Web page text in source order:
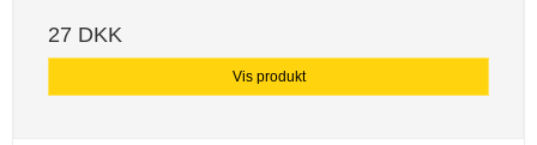
27 DKK
Vis produkt